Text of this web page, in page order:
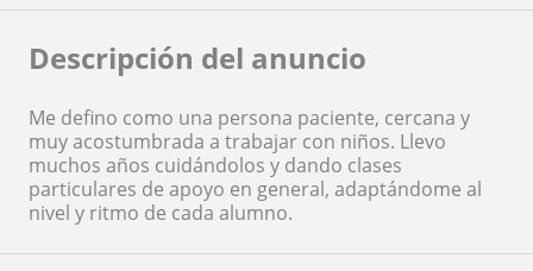
Descripción del anuncio
Me defino como una persona paciente, cercana y
muy acostumbrada a trabajar con niños. Llevo
muchos años cuidándolos y dando clases
particulares de apoyo en general, adaptándome al
nivel y ritmo de cada alumno.